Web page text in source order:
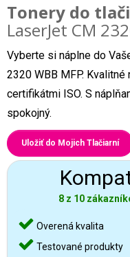
Tonery do
LaserJet CM
Vyberte si náplne do
2320 WBB MFP.
certifikátmi ISO. S
spokojný.
Uložiť do Mojich Tlačiarní
8 z 10
Overená kvalita
Testované produkty